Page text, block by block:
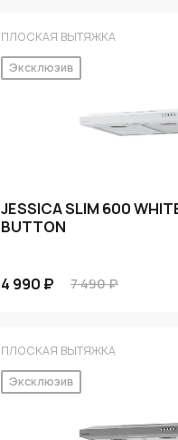
ПЛОСКАЯ ВЫТЯЖКА
Эксклюзив
JESSICA SLIM 600
BUTTON
4 990 ₽ 7 490 ₽
ПЛОСКАЯ ВЫТЯЖКА
Эксклюзив